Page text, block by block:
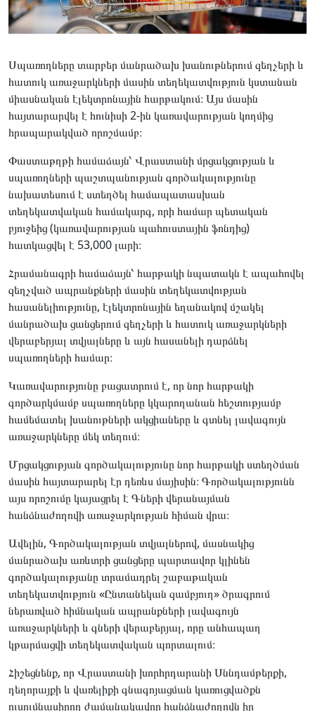
Սպառողները տարբեր մանրածախ խանութներում զեղչերի և
հատուկ առաջարկների մասին տեղեկատվություն կստանան
միասնական էլեկտրոնային հարթակում։ Այս մասին
հայտարարվել է հունիսի 2-ին կառավարության կողմից
հրապարակված որոշմամբ։
Փաստաթղթի համաձայն՝ Վրաստանի մրցակցության և
սպառողների պաշտպանության գործակալությունը
նախատեսում է ստեղծել համապատասխան
տեղեկատվական համակարգ, որի համար պետական
բյուջեից (կառավարության պահուստային ֆոնդից)
հատկացվել է 53,000 լարի։
Հրամանագրի համաձայն՝ հարթակի նպատակն է ապահովել
զեղչված ապրանքների մասին տեղեկատվության
հասանելիությունը, էլեկտրոնային եղանակով մշակել
մանրածախ ցանցերում զեղչերի և հատուկ առաջարկների
վերաբերյալ տվյալները և այն հասանելի դարձնել
սպառողների համար։
Կառավարությունը բացատրում է, որ նոր հարթակի
գործարկմամբ սպառողները կկարողանան հեշտությամբ
համեմատել խանութների ակցիաները և գտնել լավագույն
առաջարկները մեկ տեղում։
Մրցակցության գործակալությունը նոր հարթակի ստեղծման
մասին հայտարարել էր դեռևս մայիսին։ Գործակալությունն
այս որոշումը կայացրել է Գների վերանայման
հանձնաժողովի առաջարկության հիման վրա։
Ավելին, Գործակալության տվյալներով, մասնակից
մանրածախ առևտրի ցանցերը պարտավոր կլինեն
գործակալությանը տրամադրել շաբաթական
տեղեկատվություն «Ընտանեկան զամբյուղ» ծրագրում
ներառված հիմնական ապրանքների լավագույն
առաջարկների և գների վերաբերյալ, որը անհապաղ
կթարմացվի տեղեկատվական պորտալում։
Հիշեցնենք, որ Վրաստանի խորհրդարանի Սննդամթերքի,
դեղորայքի և վառելիքի գնագոյացման կառուցվածքն
ուսումնասիրող ժամանակավոր հանձնաժողովն իր